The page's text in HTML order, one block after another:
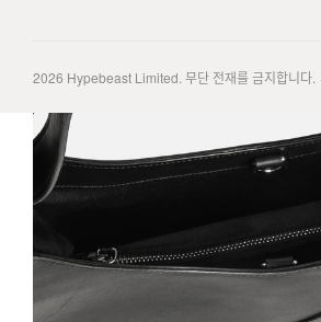
2026 Hypebeast Limited. 무단 전재를 금지합니다.